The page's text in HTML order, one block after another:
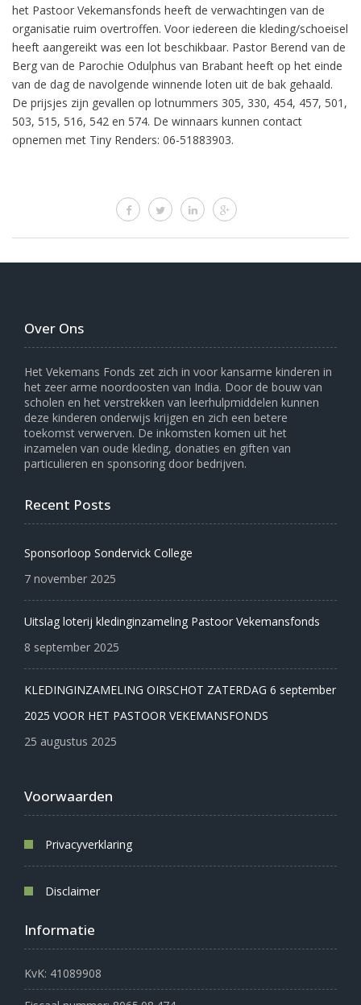
het Pastoor Vekemansfonds heeft de verwachtingen van de
organisatie ruim overtroffen. Voor iedereen die kleding/schoeisel
heeft aangereikt was een lot beschikbaar. Pastor Berend van de
Berg van de Parochie Odulphus van Brabant heeft op het einde
van de dag de navolgende winnende loten uit de bak gehaald.
De prijsjes zijn gevallen op lotnummers 305, 330, 454, 457, 501,
503, 515, 516, 542 en 574. De winnaars kunnen contact
opnemen met Tiny Renders: 06-51883903.
Over Ons
Het Vekemans Fonds zet zich in voor kansarme kinderen in
het zeer arme noordoosten van India. Door de bouw van
scholen en het verstrekken van leerhulpmiddelen kunnen
deze kinderen onderwijs krijgen en zich een betere
toekomst verwerven. De inkomsten komen uit het
inzamelen van oude kleding, donaties en giften van
particulieren en sponsoring door bedrijven.
Recent Posts
Sponsorloop Sondervick College
7 november 2025
Uitslag loterij kledinginzameling Pastoor Vekemansfonds
8 september 2025
KLEDINGINZAMELING OIRSCHOT ZATERDAG 6 september
2025 VOOR HET PASTOOR VEKEMANSFONDS
25 augustus 2025
Voorwaarden
Privacyverklaring
Disclaimer
Informatie
KvK: 41089908